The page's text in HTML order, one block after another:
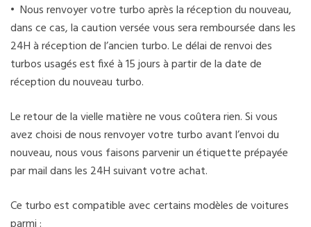
• Nous renvoyer votre turbo après la réception du nouveau,
dans ce cas, la caution versée vous sera remboursée dans les
24H à réception de l’ancien turbo. Le délai de renvoi des
turbos usagés est fixé à 15 jours à partir de la date de
réception du nouveau turbo.
Le retour de la vielle matière ne vous coûtera rien. Si vous
avez choisi de nous renvoyer votre turbo avant l’envoi du
nouveau, nous vous faisons parvenir un étiquette prépayée
par mail dans les 24H suivant votre achat.
Ce turbo est compatible avec certains modèles de voitures